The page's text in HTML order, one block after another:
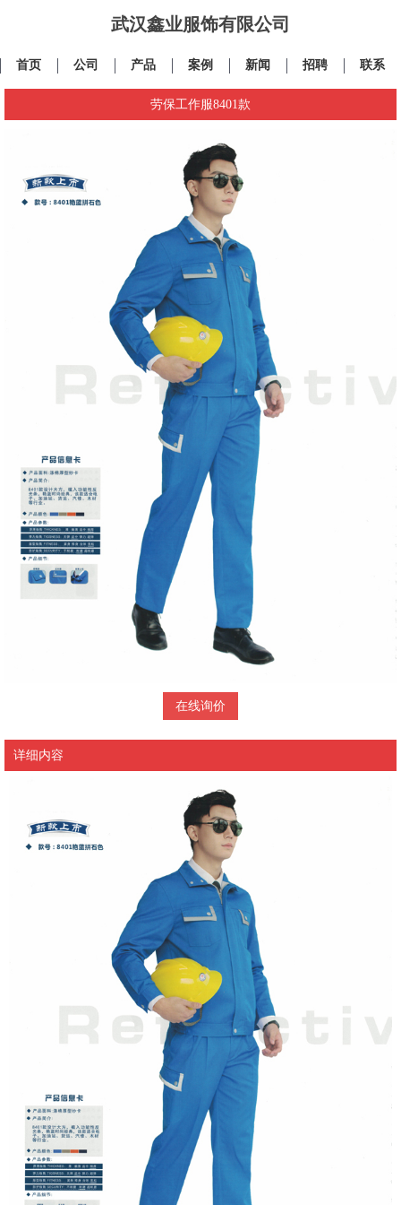
武汉鑫业服饰有限公司
首页 公司 产品 案例 新闻 招聘 联系
劳保工作服8401款
在线询价
详细内容